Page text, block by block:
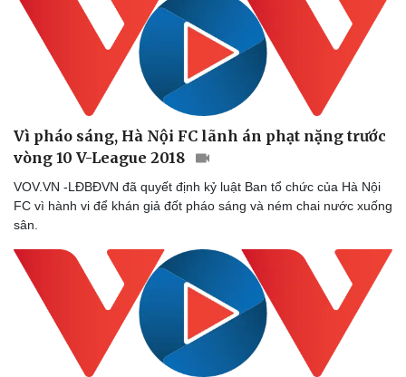
Doanh nghiệp
Thông tin doanh nghiệp
Doanh nghiệp 24h
Công nghệ
Sành điệu
Tin Công nghệ
Vì pháo sáng, Hà Nội FC lãnh án phạt nặng trước
vòng 10 V-League 2018
VOV.VN -LĐBĐVN đã quyết định kỷ luật Ban tổ chức của Hà Nội
FC vì hành vi để khán giả đốt pháo sáng và ném chai nước xuống
sân.